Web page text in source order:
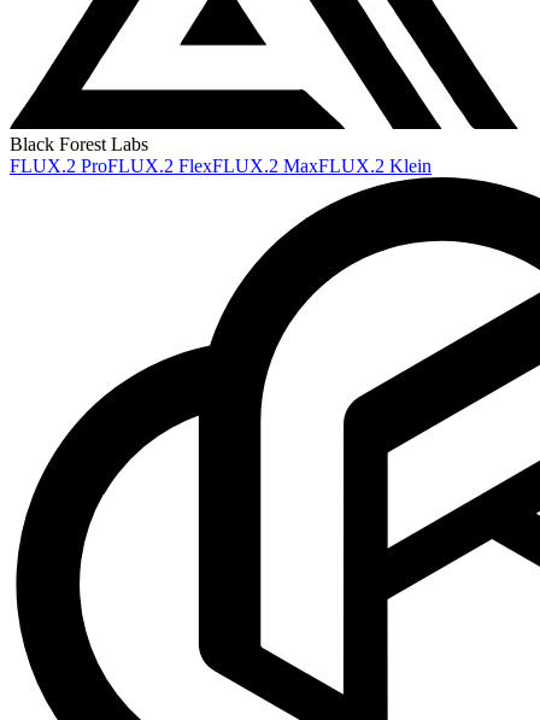
Black Forest Labs
FLUX.2 ProFLUX.2 FlexFLUX.2 MaxFLUX.2 Klein